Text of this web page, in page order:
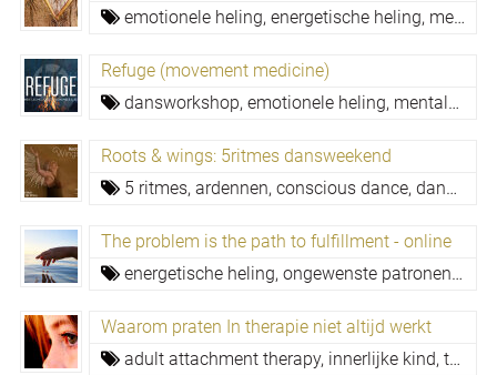
emotionele heling, energetische heling, mentale veerkracht,
Refuge (movement medicine)
dansworkshop, emotionele heling, mentale veerkracht,
Roots & wings: 5ritmes dansweekend
5 ritmes, ardennen, conscious dance, dansworkshop,
The problem is the path to fulfillment - online
energetische heling, ongewenste patronen loslaten,
Waarom praten In therapie niet altijd werkt
adult attachment therapy, innerlijke kind, traumaheling,